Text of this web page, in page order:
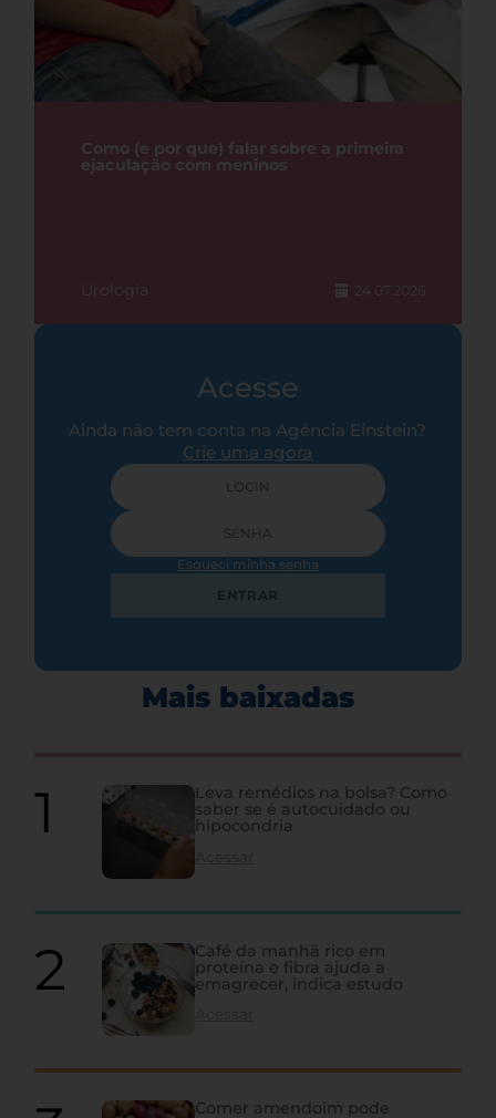
Como (e por que) falar sobre a primeira
ejaculação com meninos
Urologia 24.07.2026
Acesse
Ainda não tem conta na Agência Einstein?
Crie uma agora
Esqueci minha senha
ENTRAR
Mais baixadas
Leva remédios na bolsa? Como
saber se é autocuidado ou
hipocondria
Café da manhã rico em
proteína e fibra ajuda a
emagrecer, indica estudo
Comer amendoim pode